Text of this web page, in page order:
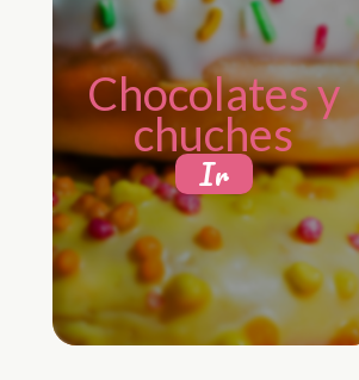
Chocolates y
chuches
Ir